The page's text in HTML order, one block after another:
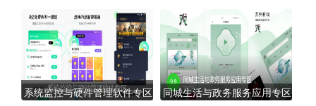
系统监控与硬件管理软件专区 同城生活与政务服务应用专区